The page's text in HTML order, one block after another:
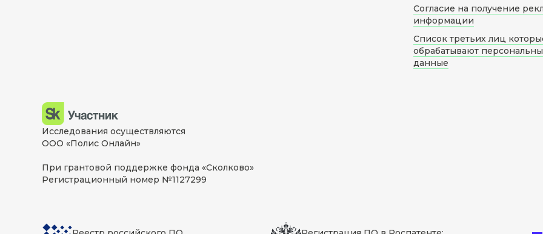
Согласие на получение
информации
Список третьих лиц
обрабатывают
данные
Исследования осуществляются
ООО «Полис Онлайн»
При грантовой поддержке фонда «Сколково»
Регистрационный номер №1127299